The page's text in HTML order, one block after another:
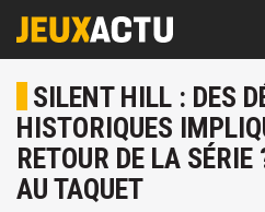
SILENT HILL : DES
HISTORIQUES
RETOUR DE LA
AU TAQUET